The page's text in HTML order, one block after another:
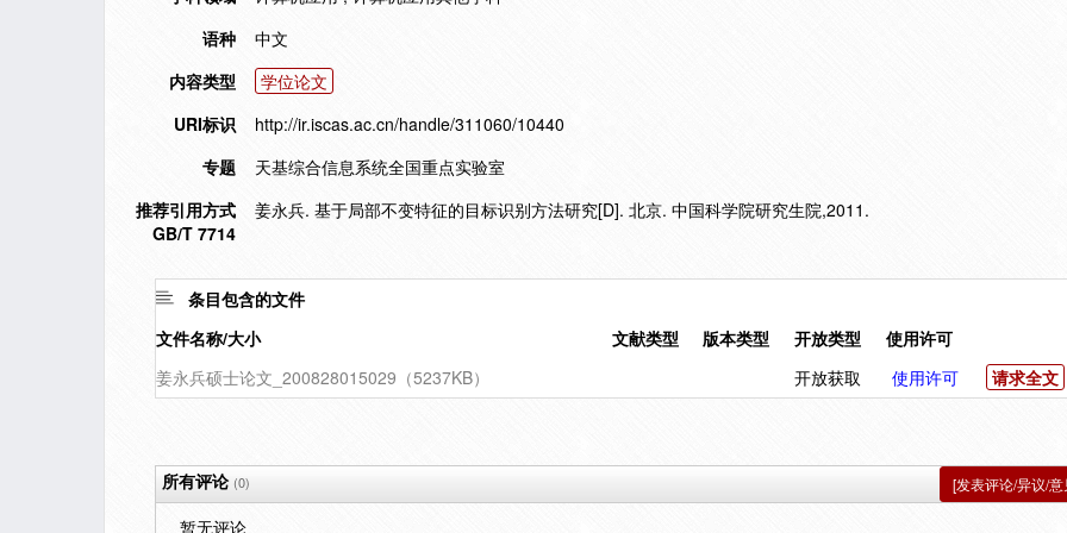
语种
中文
内容类型
学位论文
URI标识
http://ir.iscas.ac.cn/handle/311060/10440
专题
天基综合信息系统全国重点实验室
推荐引用方式
GB/T 7714
姜永兵. 基于局部不变特征的目标识别方法研究[D]. 北京. 中国科学院研究生院,2011.
条目包含的文件
文件名称/大小
文献类型 版本类型 开放类型
使用许可
姜永兵硕士论文_200828015029（5237KB）
开放获取 使用许可 请求全文
所有评论(0) [发表评论/异议/意
暂无评论